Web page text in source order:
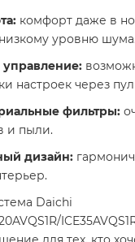
комфорт даже в
уровню шума.
настроек через
фильтры:
и пыли.
дизайн:
Daichi